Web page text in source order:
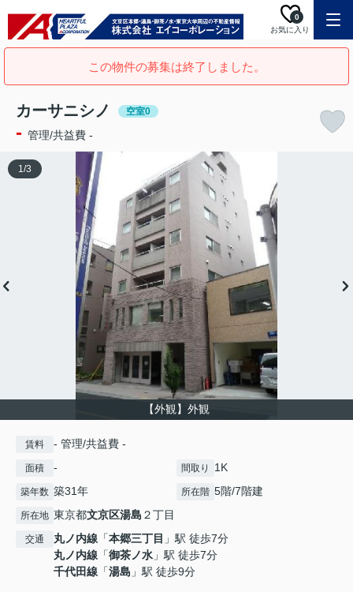
お気に入り
0
この物件の募集は終了しました。
カーサニシノ 空室0
- 管理/共益費 -
【外観】外観
1/3
賃料 - 管理/共益費 -
面積 - 間取り 1K
築年数 築31年 所在階 5階/7階建
所在地 東京都文京区湯島 ２丁目
交通 丸ノ内線 「本郷三丁目 」駅 徒歩7分
丸ノ内線 「御茶ノ水 」駅 徒歩7分
千代田線 「湯島 」駅 徒歩9分